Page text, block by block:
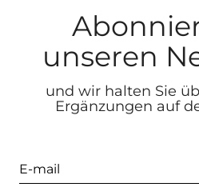
unseren
und wir halten Sie
Ergänzungen auf